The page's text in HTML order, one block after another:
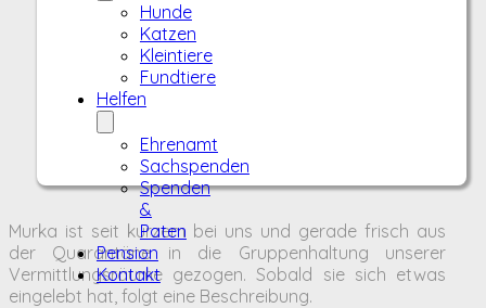
Hunde
Katzen
Kleintiere
Fundtiere
Helfen
Ehrenamt
Sachspenden
Spenden
&
Paten
Pension
Kontakt
Murka ist seit kurzem bei uns und gerade frisch aus
der Quarantäne in die Gruppenhaltung unserer
Vermittlungsräume gezogen. Sobald sie sich etwas
eingelebt hat, folgt eine Beschreibung.